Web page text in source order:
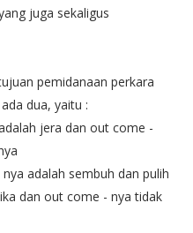
juga sekaligus
pemidanaan perkara
dua, yaitu :
jera dan out come -
adalah sembuh dan pulih
dan out come - nya tidak